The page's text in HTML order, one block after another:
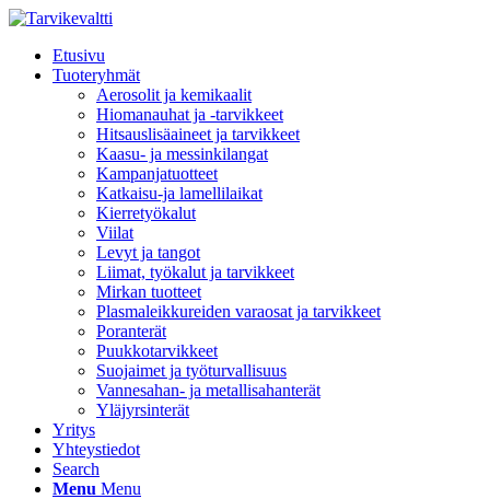
Etusivu
Tuoteryhmät
Aerosolit ja kemikaalit
Hiomanauhat ja -tarvikkeet
Hitsauslisäaineet ja tarvikkeet
Kaasu- ja messinkilangat
Kampanjatuotteet
Katkaisu-ja lamellilaikat
Kierretyökalut
Viilat
Levyt ja tangot
Liimat, työkalut ja tarvikkeet
Mirkan tuotteet
Plasmaleikkureiden varaosat ja tarvikkeet
Poranterät
Puukkotarvikkeet
Suojaimet ja työturvallisuus
Vannesahan- ja metallisahanterät
Yläjyrsinterät
Yritys
Yhteystiedot
Search
Menu Menu